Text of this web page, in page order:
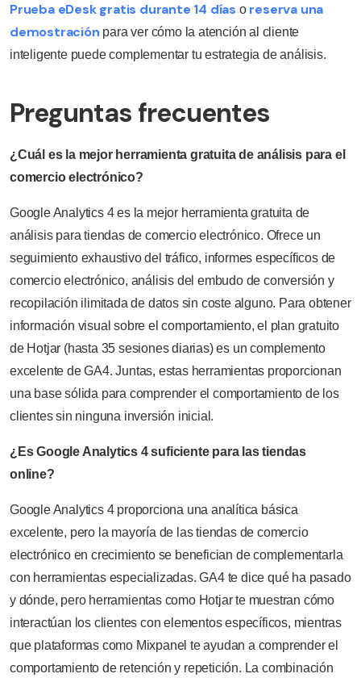
Prueba eDesk gratis durante 14 días o reserva una
demostración para ver cómo la atención al cliente
inteligente puede complementar tu estrategia de análisis.
Preguntas frecuentes
¿Cuál es la mejor herramienta gratuita de análisis para el
comercio electrónico?
Google Analytics 4 es la mejor herramienta gratuita de
análisis para tiendas de comercio electrónico. Ofrece un
seguimiento exhaustivo del tráfico, informes específicos de
comercio electrónico, análisis del embudo de conversión y
recopilación ilimitada de datos sin coste alguno. Para obtener
información visual sobre el comportamiento, el plan gratuito
de Hotjar (hasta 35 sesiones diarias) es un complemento
excelente de GA4. Juntas, estas herramientas proporcionan
una base sólida para comprender el comportamiento de los
clientes sin ninguna inversión inicial.
¿Es Google Analytics 4 suficiente para las tiendas
online?
Google Analytics 4 proporciona una analítica básica
excelente, pero la mayoría de las tiendas de comercio
electrónico en crecimiento se benefician de complementarla
con herramientas especializadas. GA4 te dice qué ha pasado
y dónde, pero herramientas como Hotjar te muestran cómo
interactúan los clientes con elementos específicos, mientras
que plataformas como Mixpanel te ayudan a comprender el
comportamiento de retención y repetición. La combinación